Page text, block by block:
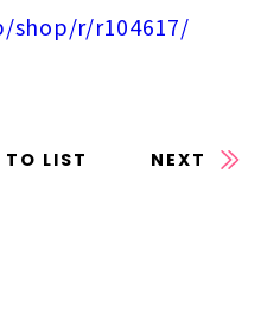
shop/r/r104617/
LIST NEXT